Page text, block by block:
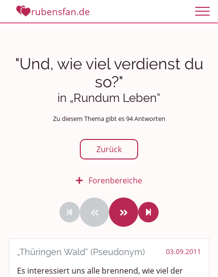
rubensfan.de
"Und, wie viel verdienst du
so?"
in „Rundum Leben“
Zu diesem Thema gibt es 94 Antworten
Zurück
Forenbereiche
Rundum Leben
Politik und Weltgeschehen
Smalltalk
Persönliches
„Thüringen Wald“ (Pseudonym) 03.09.2011
Es interessiert uns alle brennend, wie viel der